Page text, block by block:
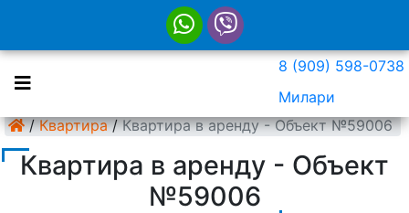
8 (909) 598-0738
Милари
/ Квартира / Квартира в аренду - Объект №59006
Квартира в аренду - Объект
№59006